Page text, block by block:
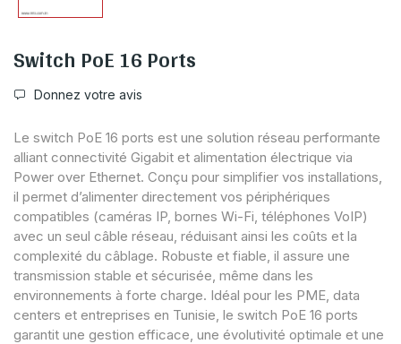
Switch PoE 16 Ports
Donnez votre avis
Le switch PoE 16 ports est une solution réseau performante
alliant connectivité Gigabit et alimentation électrique via
Power over Ethernet. Conçu pour simplifier vos installations,
il permet d’alimenter directement vos périphériques
compatibles (caméras IP, bornes Wi-Fi, téléphones VoIP)
avec un seul câble réseau, réduisant ainsi les coûts et la
complexité du câblage. Robuste et fiable, il assure une
transmission stable et sécurisée, même dans les
environnements à forte charge. Idéal pour les PME, data
centers et entreprises en Tunisie, le switch PoE 16 ports
garantit une gestion efficace, une évolutivité optimale et une